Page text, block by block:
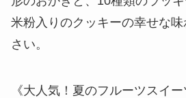
米粉入りのクッキーの幸せな
さい。
《大人気！夏のフルーツスイー